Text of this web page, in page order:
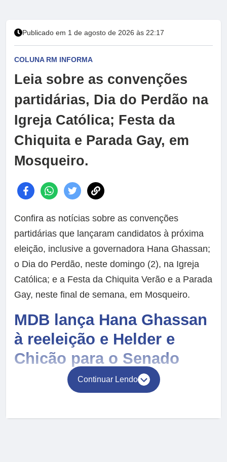
Publicado em 1 de agosto de 2026 às 22:17
COLUNA RM INFORMA
Leia sobre as convenções
partidárias, Dia do Perdão na
Igreja Católica; Festa da
Chiquita e Parada Gay, em
Mosqueiro.
Confira as notícias sobre as convenções
partidárias que lançaram candidatos à próxima
eleição, inclusive a governadora Hana Ghassan;
o Dia do Perdão, neste domingo (2), na Igreja
Católica; e a Festa da Chiquita Verão e a Parada
Gay, neste final de semana, em Mosqueiro.
MDB lança Hana Ghassan
à reeleição e Helder e
Chicão para o Senado
Continuar Lendo